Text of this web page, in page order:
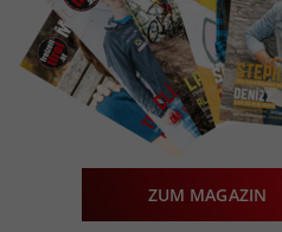
ZUM MAGAZIN